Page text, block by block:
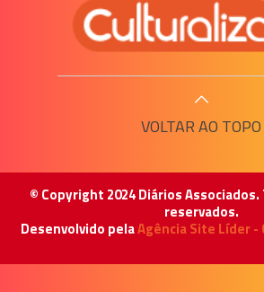
VOLTAR AO TOPO
© Copyright 2024 Diários
reservados.
Desenvolvido pelaAgência Site Líder -